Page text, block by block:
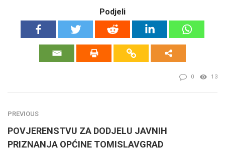
Podjeli
0 13
PREVIOUS
POVJERENSTVU ZA DODJELU JAVNIH
PRIZNANJA OPĆINE TOMISLAVGRAD